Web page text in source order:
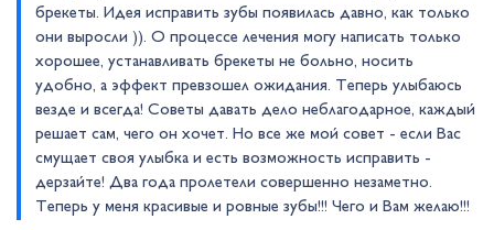
брекеты. Идея исправить зубы появилась давно, как только
они выросли )). О процессе лечения могу написать только
хорошее, устанавливать брекеты не больно, носить
удобно, а эффект превзошел ожидания. Теперь улыбаюсь
везде и всегда! Советы давать дело неблагодарное, каждый
решает сам, чего он хочет. Но все же мой совет - если Вас
смущает своя улыбка и есть возможность исправить -
дерзайте! Два года пролетели совершенно незаметно.
Теперь у меня красивые и ровные зубы!!! Чего и Вам желаю!!!